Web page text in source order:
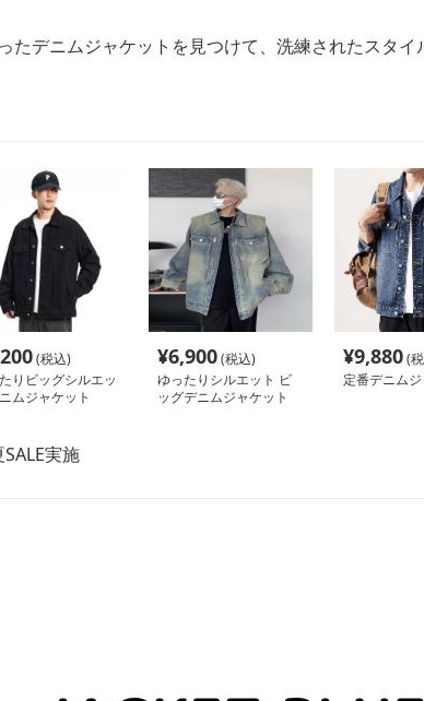
たデニムジャケットを見つけて、洗練されたスタイ
(税込)
りビッグシルエッ
ムジャケット
¥6,900(税込)
ゆったりシルエット ビ
ッグデニムジャケット
¥9,880(
定番デニム